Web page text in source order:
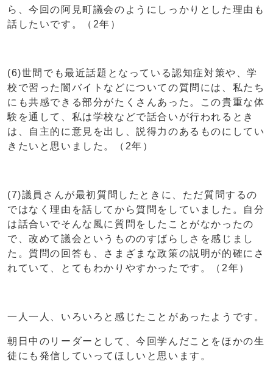
ら、今回の阿見町議会のようにしっかりとした理由も
話したいです。（2年）
(6)世間でも最近話題となっている認知症対策や、学
校で習った闇バイトなどについての質問には、私たち
にも共感できる部分がたくさんあった。この貴重な体
験を通して、私は学校などで話合いが行われるとき
は、自主的に意見を出し、説得力のあるものにしてい
きたいと思いました。（2年）
(7)議員さんが最初質問したときに、ただ質問するの
ではなく理由を話してから質問をしていました。自分
は話合いでそんな風に質問をしたことがなかったの
で、改めて議会というもののすばらしさを感じまし
た。質問の回答も、さまざまな政策の説明が的確にさ
れていて、とてもわかりやすかったです。（2年）
一人一人、いろいろと感じたことがあったようです。
朝日中のリーダーとして、今回学んだことをほかの生
徒にも発信していってほしいと思います。